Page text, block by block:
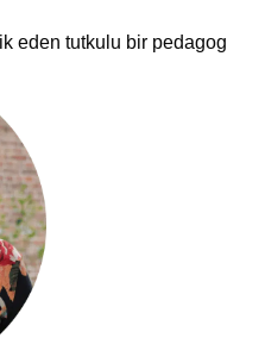
eden tutkulu bir pedagog